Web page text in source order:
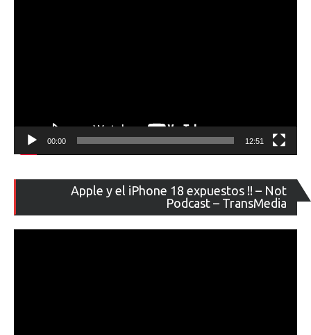
00:00 12:51
Apple y el iPhone 18 expuestos !! – Not
Podcast – TransMedia
de